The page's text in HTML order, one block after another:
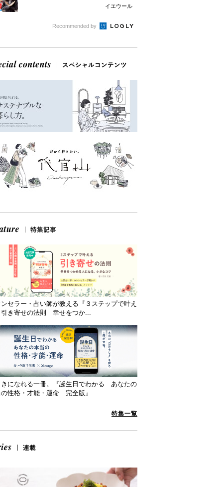
イエウール
Recommended by
セラー・占い師が教える『３ステップで叶え
き寄せの法則 幸せをつか...
きになれる一冊。『誕生日でわかる あなたの
性格・才能・運命 完全版』
特集一覧